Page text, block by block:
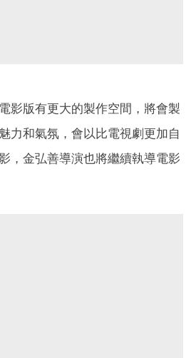
影版有更大的製作空間，將會製
力和氣氛，會以比電視劇更加自
，金弘善導演也將繼續執導電影